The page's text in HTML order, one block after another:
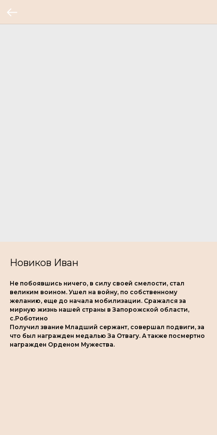
Новиков Иван
Не побоявшись ничего, в силу своей смелости, стал
великим воином. Ушел на войну, по собственному
желанию, еще до начала мобилизации. Сражался за
мирную жизнь нашей страны в Запорожской области,
с.Роботино
Получил звание Младший сержант, совершал подвиги, за
что был награжден медалью За Отвагу. А также посмертно
награжден Орденом Мужества.